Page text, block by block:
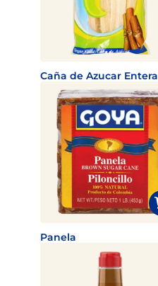
Caña de Azucar Entera
Panela